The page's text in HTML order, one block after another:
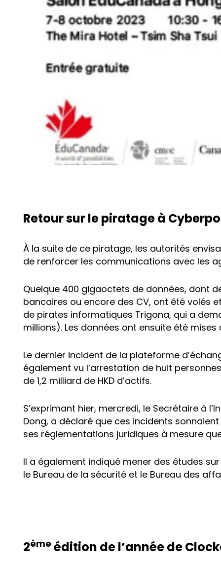
Retour sur le piratage à
À la suite de ce piratage, les autorités
de renforcer les communications avec les
Quelque 400 gigaoctets de données, dont
bancaires ou encore des CV, ont été volés
de pirates informatiques Trigona, qui a
millions). Les données ont ensuite été mises
Le dernier incident de la plateforme
également vu l’arrestation de huit
de 1,2 milliard de HKD d’actifs.
S’exprimant hier, mercredi, le Secrétaire à
Dong, a déclaré que ces incidents
ses réglementations juridiques à mesure
Il a également indiqué mener des études
le Bureau de la sécurité et le Bureau des
2ème édition de l’année de